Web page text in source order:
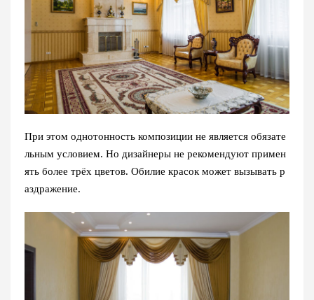
При этом однотонность композиции не является обязате
льным условием. Но дизайнеры не рекомендуют примен
ять более трёх цветов. Обилие красок может вызывать р
аздражение.